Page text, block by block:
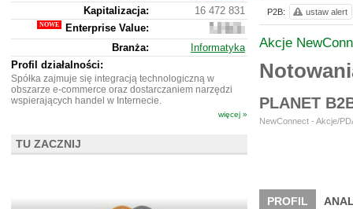
Akcje
PLANET
NewConnect - Akcje/
PROFIL
P2B: ustaw alert
Kapitalizacja:
16 472 831
Enterprise Value:
15
211 831
Branża:
Informatyka
Profil działalności:
Spółka zajmuje się integracją technologiczną w
obszarze e-commerce oraz dostarczaniem narzędzi
wspierających handel w Internecie.
więcej »
TU ZACZNIJ